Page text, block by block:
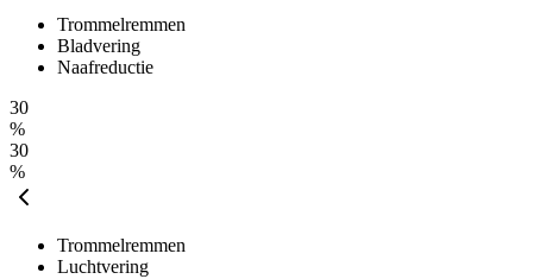
Trommelremmen
Bladvering
Naafreductie
30
%
30
%
Trommelremmen
Luchtvering